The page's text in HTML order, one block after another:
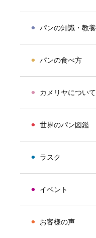
⚫︎ パンの知識・教養
⚫︎ パンの食べ方
⚫︎ カメリヤについて
⚫︎ 世界のパン図鑑
⚫︎ ラスク
⚫︎ イベント
⚫︎ お客様の声